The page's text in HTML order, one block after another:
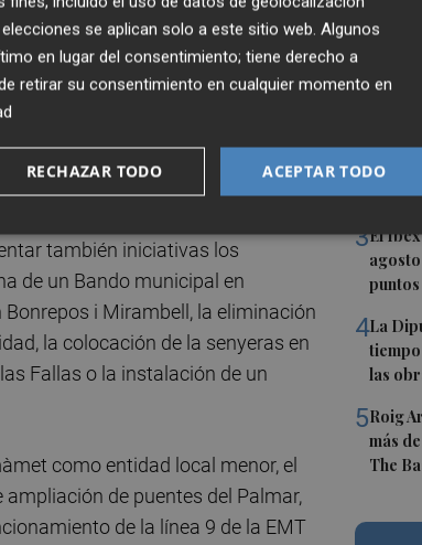
1 El
2
masas
digo
3El
puntos
4La
las
5Roig
más
The
Provincias, diario del que llegó a
objeto "darle un justo
la intención del grupo es "que se
también iniciativas los
de un Bando municipal en
i Mirambell, la eliminación
la colocación de la senyeras en
Fallas o la instalación de un
como entidad local menor, el
de puentes del Palmar,
de la línea 9 de la EMT
se aplican solo a este sitio web. Algunos
en lugar del consentimiento; tiene derecho a
retirar su consentimiento en cualquier momento en
ACEPTAR TODO
RECHAZAR TODO